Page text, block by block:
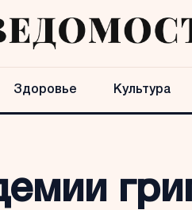
Здоровье Культура